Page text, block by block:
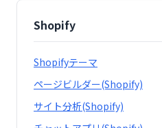
Shopify
Shopifyテーマ
ページビルダー(Shopify)
サイト分析(Shopify)